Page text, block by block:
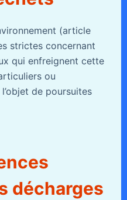
(article
strictes concernant
qui enfreignent cette
ou
de poursuites
décharges